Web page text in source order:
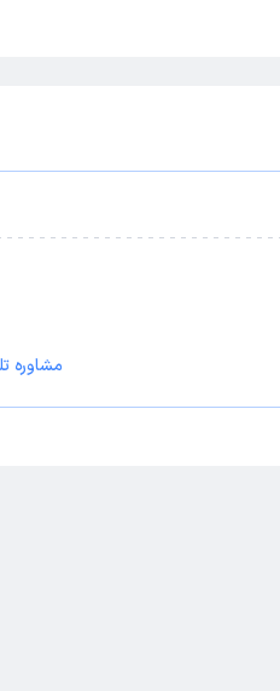
مشاوره